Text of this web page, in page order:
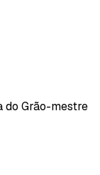
do Grão-mestre